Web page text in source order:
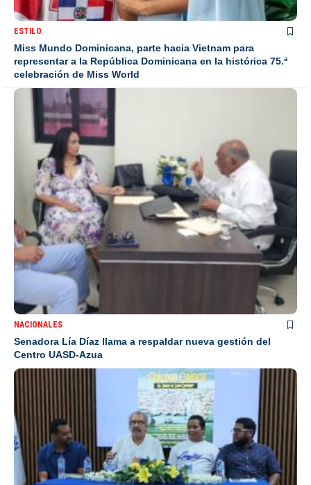
ESTILO
Miss Mundo Dominicana, parte hacia Vietnam para
representar a la República Dominicana en la histórica 75.ª
celebración de Miss World
NACIONALES
Senadora Lía Díaz llama a respaldar nueva gestión del
Centro UASD-Azua